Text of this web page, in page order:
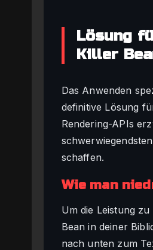
Lösung
Killer
Das Anwenden
definitive Lösung
Rendering-APIs
schaffen.
Wie man
Um die Leistung
Bean in deiner
nach unten zum